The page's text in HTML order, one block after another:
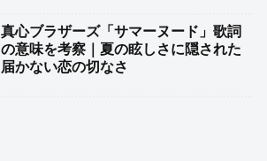
真心ブラザーズ「サマーヌード」歌詞
の意味を考察｜夏の眩しさに隠された
届かない恋の切なさ